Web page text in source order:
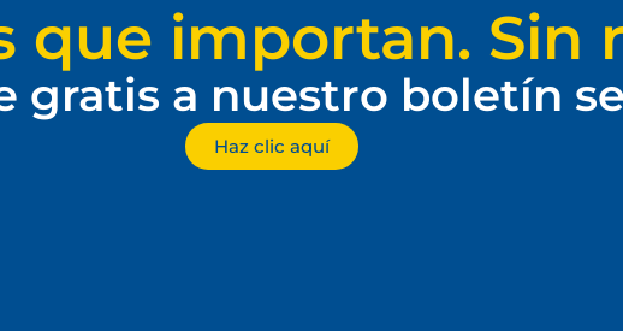
que importan. Sin
gratis a nuestro boletín
Haz clic aquí